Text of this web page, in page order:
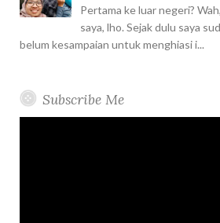
Pertama ke luar negeri?
saya, lho. Sejak dulu saya
belum kesampaian untuk menghiasi i...
Subscribe Me